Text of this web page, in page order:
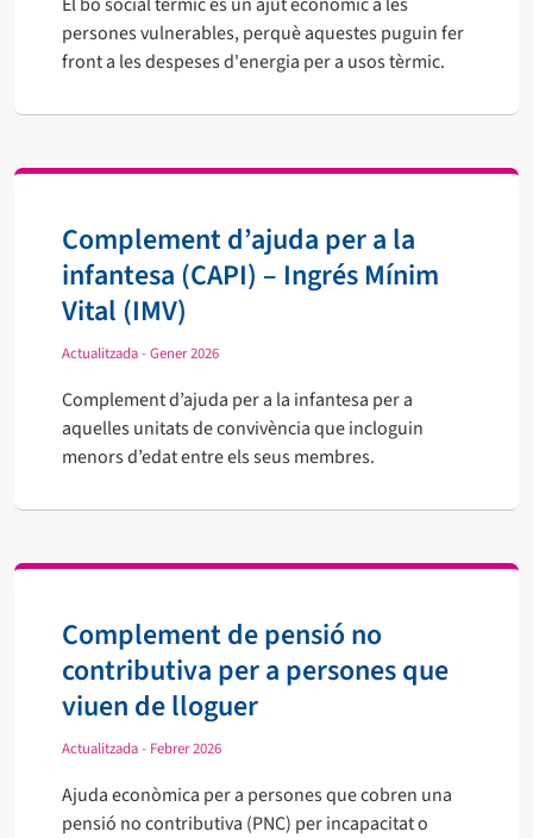
persones vulnerables, perquè aquestes puguin fer
front a les despeses d'energia per a usos tèrmic.
Complement d’ajuda per a la
infantesa (CAPI) – Ingrés Mínim
Vital (IMV)
Actualitzada - Gener 2026
Complement d’ajuda per a la infantesa per a
aquelles unitats de convivència que incloguin
menors d’edat entre els seus membres.
Complement de pensió no
contributiva per a persones que
viuen de lloguer
Actualitzada - Febrer 2026
Ajuda econòmica per a persones que cobren una
pensió no contributiva (PNC) per incapacitat o